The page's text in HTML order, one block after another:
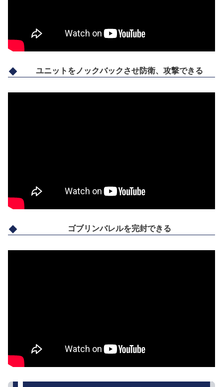
ユニットをノックバックさせ防衛、攻撃できる
ゴブリンバレルを完封できる